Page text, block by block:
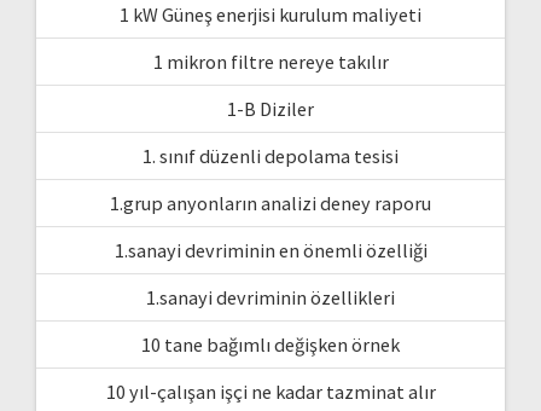
1 kW Güneş enerjisi kurulum maliyeti
1 mikron filtre nereye takılır
1-B Diziler
1. sınıf düzenli depolama tesisi
1.grup anyonların analizi deney raporu
1.sanayi devriminin en önemli özelliği
1.sanayi devriminin özellikleri
10 tane bağımlı değişken örnek
10 yıl-çalışan işçi ne kadar tazminat alır